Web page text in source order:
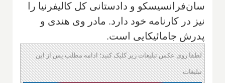
سان‌فرانسیسکو و دادستانی کل کالیفرنیا را
نیز در کارنامه خود دارد. مادر وی هندی و
پدرش جامائیکایی است.
لطفا روی عکس تبلیغات زیر کلیک کنید؛ ادامه مطلب پس از این
تبلیغات